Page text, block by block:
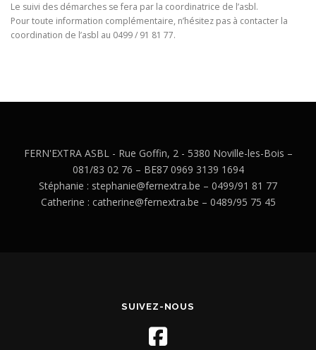
Le suivi des démarches se fera par la coordinatrice de l’asbl.
Pour toute information complémentaire, n’hésitez pas à contacter la
coordination de l’asbl au 0499 / 91 81 77.
FERN'EXTRA ASBL - Rue Goffin, 2 - 5380 Noville-les-Bois –
081/83 02 76 – BE87 0969 3139 1694
Stéphanie : stephanie@fernextra.be – 0499/91 81 77
Catherine : catherine@fernextra.be – 0489/95 75 45
SUIVEZ-NOUS